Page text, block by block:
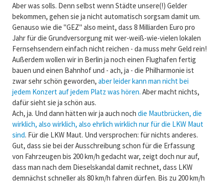
Aber was solls. Denn selbst wenn Städte unsere(!) Gelder
bekommen, gehen sie ja nicht automatisch sorgsam damit um.
Genauso wie die "GEZ" also meint, dass 8 Milliarden Euro pro
Jahr für die Grundversorgung mit wer-weiß-wie-vielen lokalen
Fernsehsendern einfach nicht reichen - da muss mehr Geld rein!
Außerdem wollen wir in Berlin ja noch einen Flughafen fertig
bauen und einen Bahnhof und - ach, ja - die Philharmonie ist
zwar sehr schön geworden, aber leider kann man nicht bei
jedem Konzert auf jedem Platz was hören. Aber macht nichts,
dafür sieht sie ja schön aus.
Ach, ja. Und dann hätten wir ja auch noch die Mautbrücken, die
wirklich, also wirklich, also ehrlich wirklich nur für die LKW Maut
sind. Für die LKW Maut. Und versprochen: für nichts anderes.
Gut, dass sie bei der Ausschreibung schon für die Erfassung
von Fahrzeugen bis 200 km/h gedacht war, zeigt doch nur auf,
dass man nach dem Dieselskandal damit rechnet, dass LKW
demnächst schneller als 80 km/h fahren dürfen. Bis zu 200 km/h